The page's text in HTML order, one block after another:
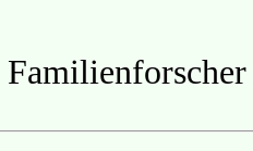
Familienforscher